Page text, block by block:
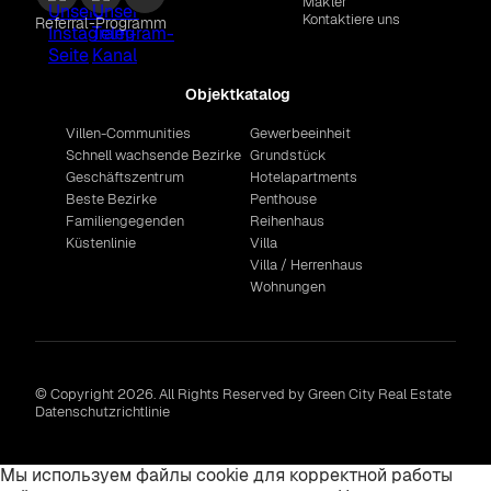
Referral-Programm
Kontaktiere uns
Objektkatalog
Villen-Communities
Schnell wachsende Bezirke
Geschäftszentrum
Beste Bezirke
Familiengegenden
Küstenlinie
Gewerbeeinheit
Grundstück
Hotelapartments
Penthouse
Reihenhaus
Villa
Villa / Herrenhaus
Wohnungen
© Copyright 2026. All Rights Reserved by Green City Real Estate
Datenschutzrichtlinie
Мы используем файлы cookie для корректной работы